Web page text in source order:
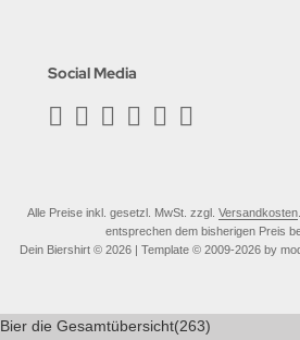
Social Media
Alle Preise inkl. gesetzl. MwSt. zzgl. Versandkosten
entsprechen dem bisherigen Preis
Dein Biershirt © 2026 | Template © 2009-2026 by
Bier die Gesamtübersicht(263)